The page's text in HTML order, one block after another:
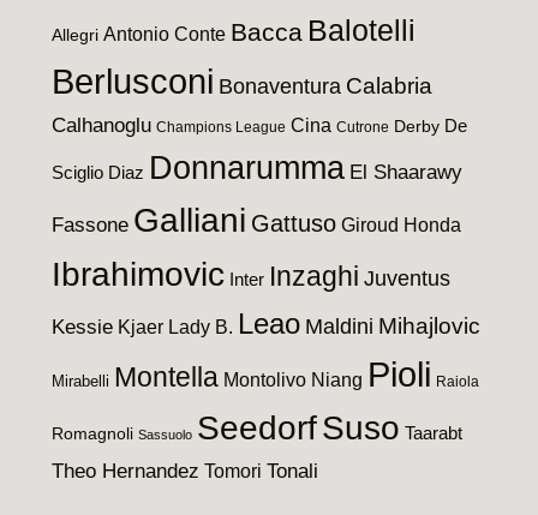
Allegri Antonio Conte Bacca Balotelli
Berlusconi Bonaventura Calabria
Calhanoglu Champions League Cina Cutrone Derby De
Sciglio Diaz Donnarumma El Shaarawy
Fassone Galliani Gattuso Giroud Honda
Ibrahimovic Inter Inzaghi Juventus
Kessie Kjaer Lady B. Leao Maldini Mihajlovic
Mirabelli Montella Montolivo Niang Pioli Raiola
Romagnoli Sassuolo SeedorfSuso Taarabt
Theo Hernandez Tomori Tonali